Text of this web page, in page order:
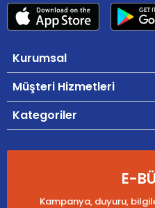
Kurumsal
Müşteri Hizmetleri
Kategoriler
E-
Kampanya, duyuru,